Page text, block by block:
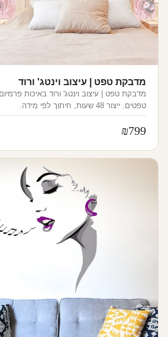
מדבקת טפט | עיצוב וינטג' ורוד
מדבקת טפט | עיצוב וינטג' ורוד באיכות
טפטים. ייצור 48 שעות, חיתוך לפי מידה.
₪799